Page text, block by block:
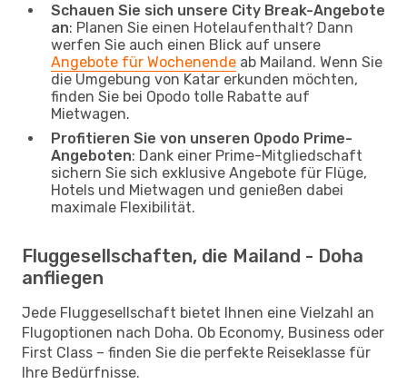
Schauen Sie sich unsere City Break-Angebote
an: Planen Sie einen Hotelaufenthalt? Dann
werfen Sie auch einen Blick auf unsere
Angebote für Wochenende ab Mailand. Wenn Sie
die Umgebung von Katar erkunden möchten,
finden Sie bei Opodo tolle Rabatte auf
Mietwagen.
Profitieren Sie von unseren Opodo Prime-
Angeboten: Dank einer Prime-Mitgliedschaft
sichern Sie sich exklusive Angebote für Flüge,
Hotels und Mietwagen und genießen dabei
maximale Flexibilität.
Fluggesellschaften, die Mailand - Doha
anfliegen
Jede Fluggesellschaft bietet Ihnen eine Vielzahl an
Flugoptionen nach Doha. Ob Economy, Business oder
First Class – finden Sie die perfekte Reiseklasse für
Ihre Bedürfnisse.